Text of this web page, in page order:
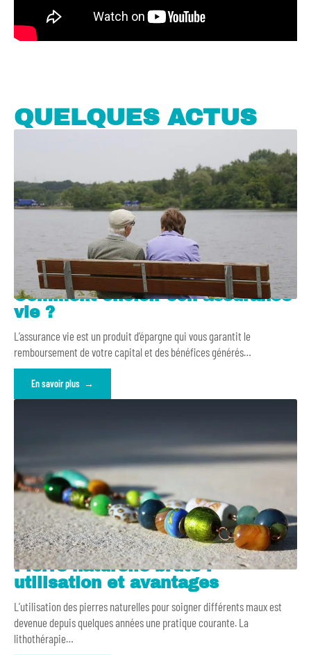
QUELQUES ACTUS
Comment choisir son assurance
vie ?
L’assurance vie est un produit d’épargne qui vous garantit le
remboursement de votre capital et des bénéfices générés…
En savoir plus
Pierre naturelle brute :
utilisation et avantages
L’utilisation des pierres naturelles pour soigner différents maux est
devenue depuis quelques années une pratique courante. La
lithothérapie…